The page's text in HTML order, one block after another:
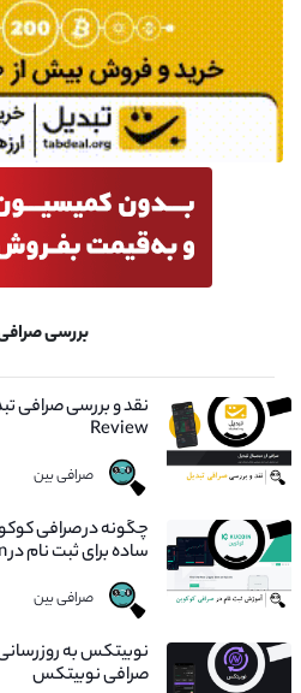
بررسی
Review
صرافی بین
ساده برای ثبت نام در Kucoin
صرافی بین
نوبیتکس به
صرافی نوبیتکس